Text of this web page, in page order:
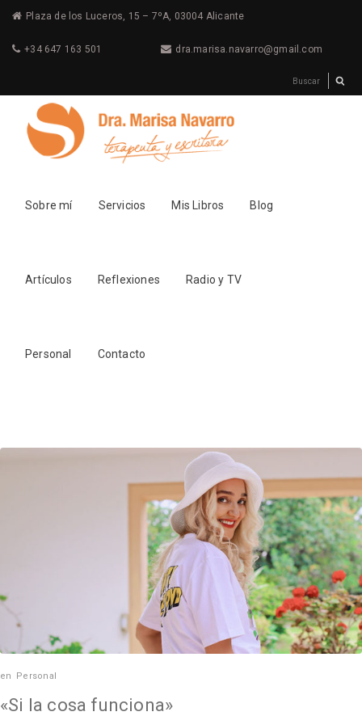
Plaza de los Luceros, 15 – 7ºA, 03004 Alicante
+34 647 163 501 dra.marisa.navarro@gmail.com
Sobre mí Servicios Mis Libros Blog
Artículos Reflexiones Radio y TV
Personal Contacto
en Personal
«Si la cosa funciona»